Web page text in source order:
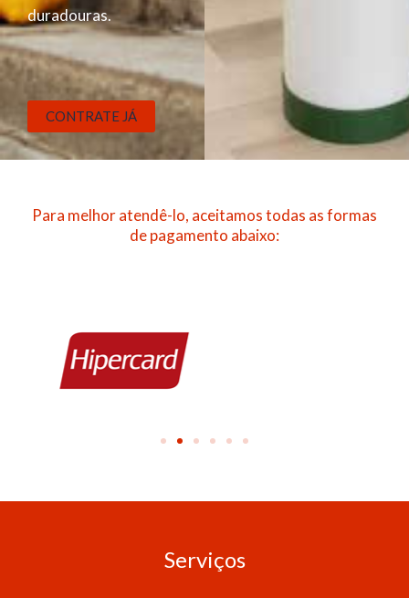
duradouras.
CONTRATE JÁ
Para melhor atendê-lo, aceitamos todas as formas
de pagamento abaixo:
Serviços